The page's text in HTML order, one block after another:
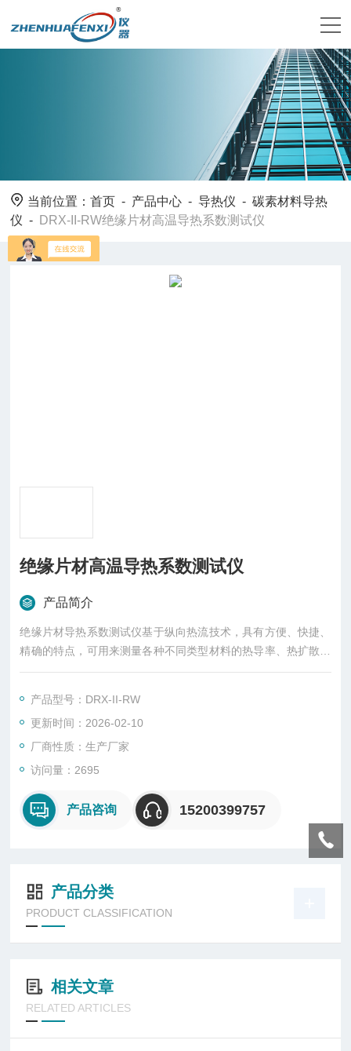
当前位置：首页 - 产品中心 -导热仪 -碳素材料导热
仪 - DRX-II-RW绝缘片材高温导热系数测试仪
绝缘片材高温导热系数测试仪
产品简介
绝缘片材导热系数测试仪基于纵向热流技术，具有方便、快捷、
精确的特点，可用来测量各种不同类型材料的热导率、热扩散率
以及热熔，适用的热导系数范围0.5-100W/MK之间适用样品类
形式材料。参照标准GB5598-85,GB11205-89.MIL-I-49456A，A
STMD 5470-06等.绝缘片材，导热树脂，热导玻纤等。液体需要
特定装置
产品型号：DRX-II-RW
更新时间：2026-02-10
厂商性质：生产厂家
访问量：2695
产品咨询 15200399757
产品分类
PRODUCT CLASSIFICATION
相关文章
RELATED ARTICLES